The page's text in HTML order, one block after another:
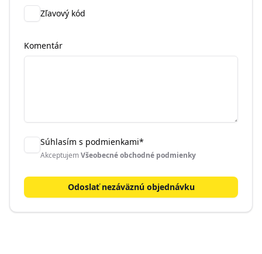
Zľavový kód
Komentár
Súhlasím s podmienkami*
AkceptujemVšeobecné obchodné podmienky
Odoslať nezáväznú objednávku